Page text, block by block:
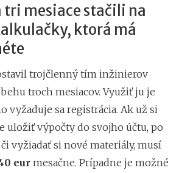
tri mesiace stačili na
ktorá má
trojčlenný tím inžinierov
troch mesiacov. Využiť ju je
vyžaduje sa registrácia. Ak už si
uložiť výpočty do svojho účtu, po
vyžiadať si nové materiály, musí
eurmesačne. Prípadne je možné